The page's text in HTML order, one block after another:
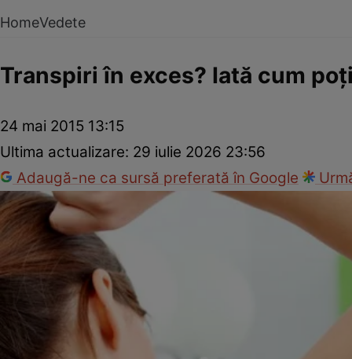
HomeVedete
Transpiri în exces? Iată cum
24 mai 2015 13:15
Ultima actualizare: 29 iulie 2026 23:56
Adaugă-ne ca sursă preferată în Google